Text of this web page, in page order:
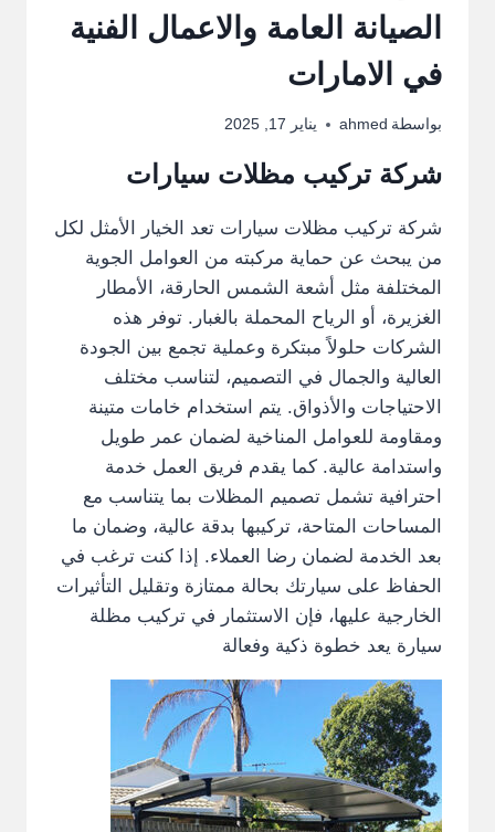
الصيانة العامة والاعمال الفنية
في الامارات
بواسطة ahmed يناير 17, 2025
شركة تركيب مظلات سيارات
شركة تركيب مظلات سيارات تعد الخيار الأمثل لكل
من يبحث عن حماية مركبته من العوامل الجوية
المختلفة مثل أشعة الشمس الحارقة، الأمطار
الغزيرة، أو الرياح المحملة بالغبار. توفر هذه
الشركات حلولاً مبتكرة وعملية تجمع بين الجودة
العالية والجمال في التصميم، لتناسب مختلف
الاحتياجات والأذواق. يتم استخدام خامات متينة
ومقاومة للعوامل المناخية لضمان عمر طويل
واستدامة عالية. كما يقدم فريق العمل خدمة
احترافية تشمل تصميم المظلات بما يتناسب مع
المساحات المتاحة، تركيبها بدقة عالية، وضمان ما
بعد الخدمة لضمان رضا العملاء. إذا كنت ترغب في
الحفاظ على سيارتك بحالة ممتازة وتقليل التأثيرات
الخارجية عليها، فإن الاستثمار في تركيب مظلة
سيارة يعد خطوة ذكية وفعالة